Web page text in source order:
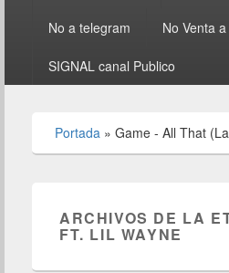
No a telegram No Venta
SIGNAL canal Publico
Portada » Game - All That
ARCHIVOS DE LA
FT. LIL WAYNE